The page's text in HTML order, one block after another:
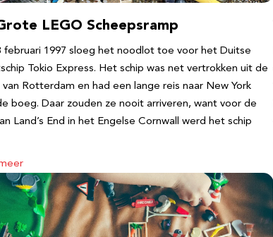
LEGO Scheepsramp
februari 1997 sloeg het noodlot toe voor het Duitse
Tokio Express. Het schip was net vertrokken uit de
van Rotterdam en had een lange reis naar New York
boeg. Daar zouden ze nooit arriveren, want voor de
Land’s End in het Engelse Cornwall werd het schip